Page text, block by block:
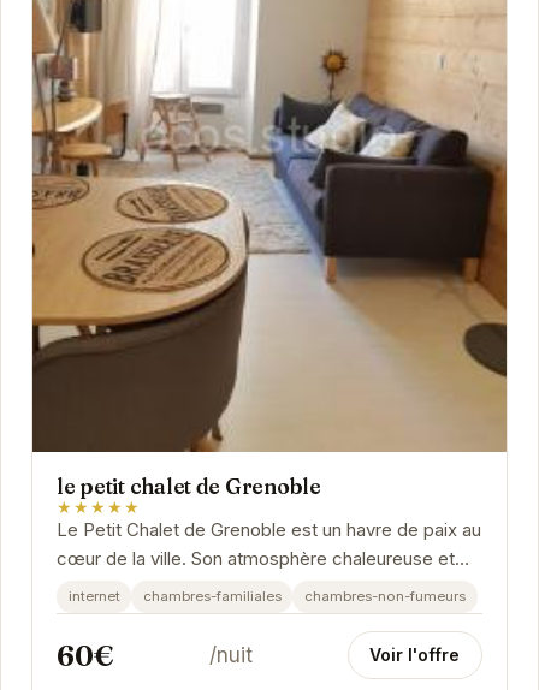
le petit chalet de Grenoble
★★★★★
Le Petit Chalet de Grenoble est un havre de paix au
cœur de la ville. Son atmosphère chaleureuse et
son décor soigné créent un environnement...
internet chambres-familiales chambres-non-fumeurs
60€ /nuit Voir l'offre